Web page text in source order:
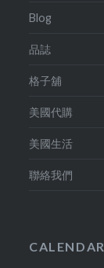
Blog
品誌
格子舖
美國代購
美國生活
聯絡我們
CALENDAR